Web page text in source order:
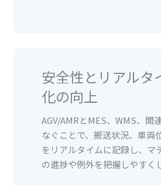
安全性とリアルタ
化の向上
AGV/AMRとMES、WMS、関
なぐことで、搬送状況、車両
をリアルタイムに記録し、マ
の進捗や例外を把握しやすく